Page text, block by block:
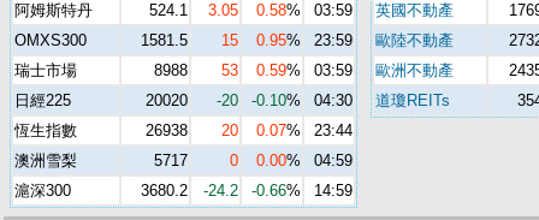
阿姆斯特丹
524.1 3.05 0.58%
03:59
OMXS300
1581.5 15 0.95%
23:59
瑞士市場
8988 53 0.59%
03:59
日經225
20020 -20 -0.10%
04:30
恆生指數
26938 20 0.07%
23:44
澳洲雪梨
5717 0 0.00%
04:59
滬深300
3680.2 -24.2 -0.66% 14:59
英國不動產
歐陸不動產
歐洲不動產
道瓊REITs